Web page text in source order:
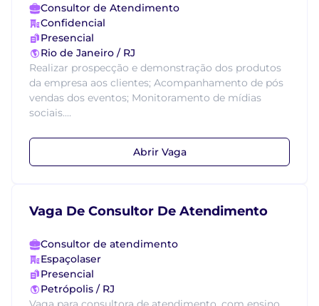
Consultor de Atendimento
Confidencial
Presencial
Rio de Janeiro / RJ
Realizar prospecção e demonstração dos produtos
da empresa aos clientes; Acompanhamento de pós
vendas dos eventos; Monitoramento de mídias
sociais....
Abrir Vaga
Vaga De Consultor De Atendimento
Consultor de atendimento
Espaçolaser
Presencial
Petrópolis / RJ